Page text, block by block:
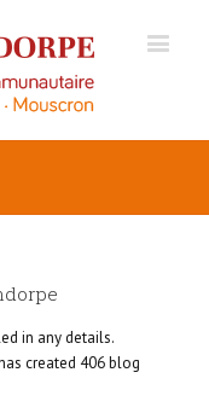
in any details.
created 406 blog